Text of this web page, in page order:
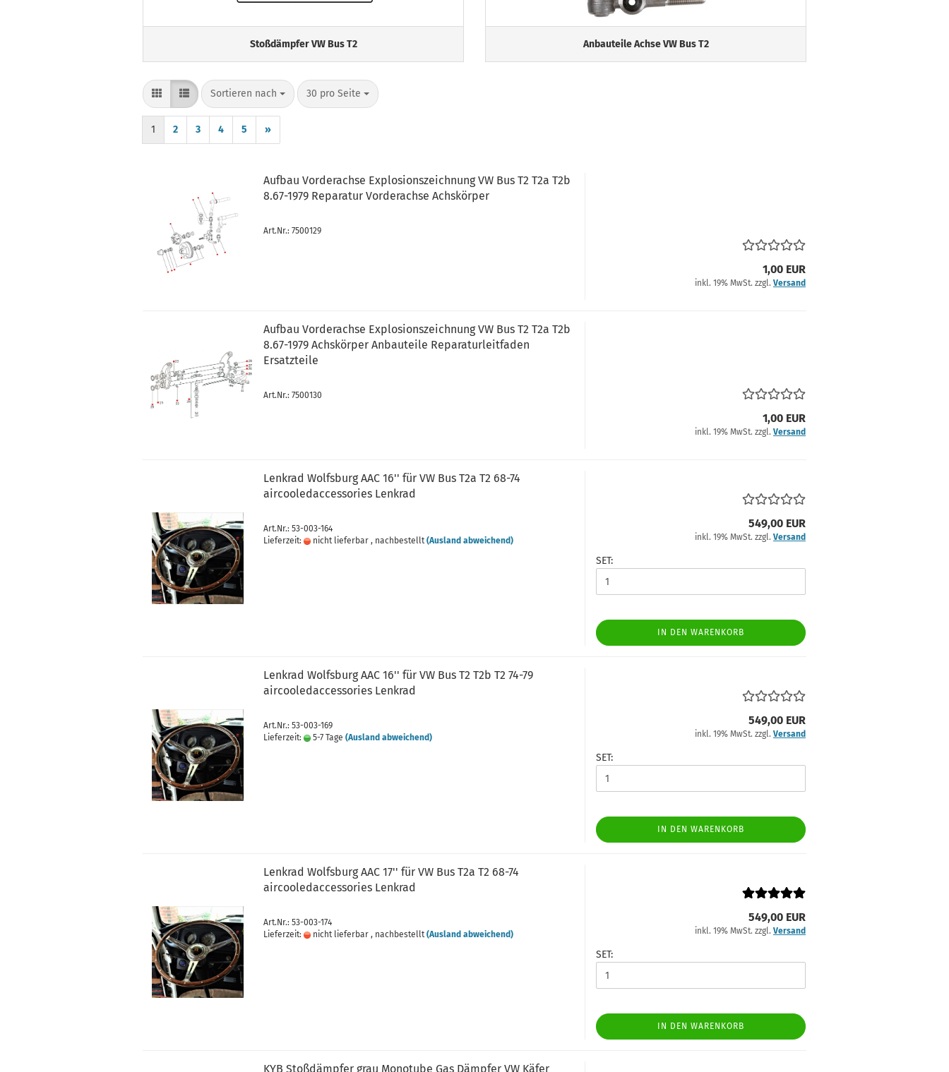
Stoßdämpfer VW Bus T2 Anbauteile Achse VW Bus T2
Sortieren nach
Sortieren nach 30 pro Seite
pro Seite
1 2 3 4 5 »
Aufbau Vorderachse Explosionszeichnung VW Bus T2 T2a T2b
8.67-1979 Reparatur Vorderachse Achskörper
Art.Nr.: 7500129
1,00 EUR
inkl. 19% MwSt. zzgl. Versand
Aufbau Vorderachse Explosionszeichnung VW Bus T2 T2a T2b
8.67-1979 Achskörper Anbauteile Reparaturleitfaden
Ersatzteile
Art.Nr.: 7500130
1,00 EUR
inkl. 19% MwSt. zzgl. Versand
Lenkrad Wolfsburg AAC 16'' für VW Bus T2a T2 68-74
aircooledaccessories Lenkrad
Art.Nr.: 53-003-164
Lieferzeit:
nicht lieferbar , nachbestellt (Ausland abweichend)
549,00 EUR
inkl. 19% MwSt. zzgl. Versand
SET:
IN DEN WARENKORB
Lenkrad Wolfsburg AAC 16'' für VW Bus T2 T2b T2 74-79
aircooledaccessories Lenkrad
Art.Nr.: 53-003-169
Lieferzeit:
5-7 Tage (Ausland abweichend)
549,00 EUR
inkl. 19% MwSt. zzgl. Versand
SET:
IN DEN WARENKORB
Lenkrad Wolfsburg AAC 17'' für VW Bus T2a T2 68-74
aircooledaccessories Lenkrad
Art.Nr.: 53-003-174
Lieferzeit:
nicht lieferbar , nachbestellt (Ausland abweichend)
549,00 EUR
inkl. 19% MwSt. zzgl. Versand
SET:
IN DEN WARENKORB
KYB Stoßdämpfer grau Monotube Gas Dämpfer VW Käfer